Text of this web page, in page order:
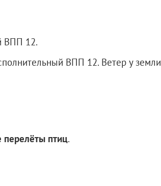
ВПП 12.
ВПП 12. Ветер у земли
перелёты птиц.